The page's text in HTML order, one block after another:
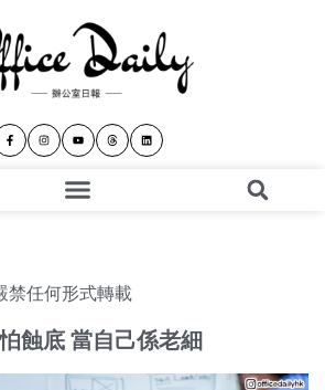
禁任何形式轉載
蝕底 當自己係老細